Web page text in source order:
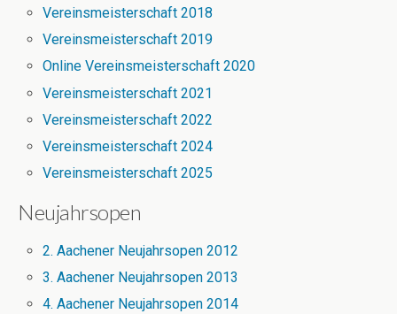
Vereinsmeisterschaft 2018
Vereinsmeisterschaft 2019
Online Vereinsmeisterschaft 2020
Vereinsmeisterschaft 2021
Vereinsmeisterschaft 2022
Vereinsmeisterschaft 2024
Vereinsmeisterschaft 2025
Neujahrsopen
2. Aachener Neujahrsopen 2012
3. Aachener Neujahrsopen 2013
4. Aachener Neujahrsopen 2014